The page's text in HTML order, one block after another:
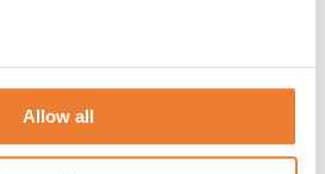
Allow all
cm